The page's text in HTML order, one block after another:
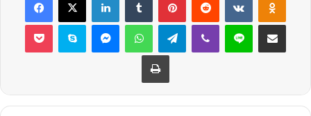
Pocket Skype MessengerWhatsAppTelegramViber Line E-Posta ile
Yazdır